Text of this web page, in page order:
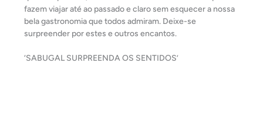
fazem viajar até ao passado e claro sem esquecer a nossa
bela gastronomia que todos admiram. Deixe-se
surpreender por estes e outros encantos.
‘SABUGAL SURPREENDA OS SENTIDOS’